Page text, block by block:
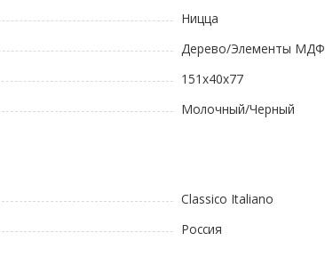
Ницца
Дерево/Элементы МДФ
151x40x77
Молочный/Черный
Classico Italiano
Россия